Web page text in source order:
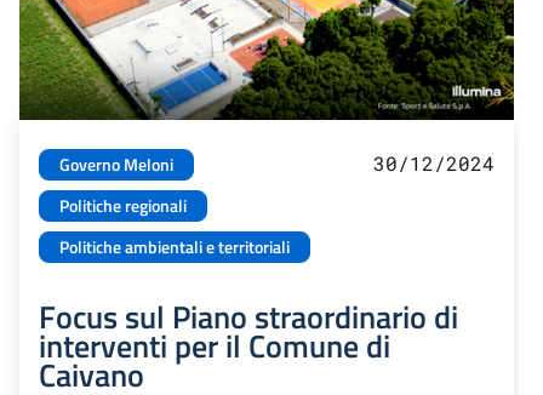
Governo Meloni
Politiche regionali
Politiche ambientali e territoriali
30/12/2024
Focus sul Piano straordinario di
interventi per il Comune di
Caivano